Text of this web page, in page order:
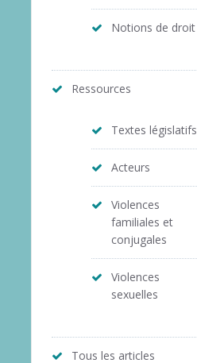
Notions de droit
Ressources
Textes législatifs
Acteurs
Violences
familiales et
conjugales
Violences
sexuelles
Tous les articles